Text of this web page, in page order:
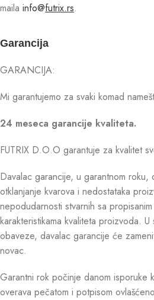
maila info@futrix.rs.
Garancija
GARANCIJA:
Mi garantujemo za svaki komad
24 meseca garancije kvaliteta.
FUTRIX D.O.O garantuje za kvalitet
Davalac garancije, u garantnom
otklanjanje kvarova i nedostataka
nepodudarnosti stvarnih sa
karakteristikama kvaliteta proizvoda.
obaveze, davalac garancije će
novac.
Garantni rok počinje danom isporuke
overava pečatom i potpisom